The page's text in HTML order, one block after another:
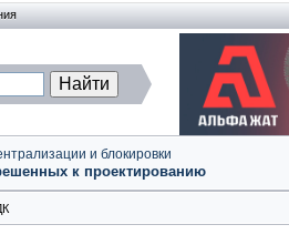
и блокировки
к проектированию